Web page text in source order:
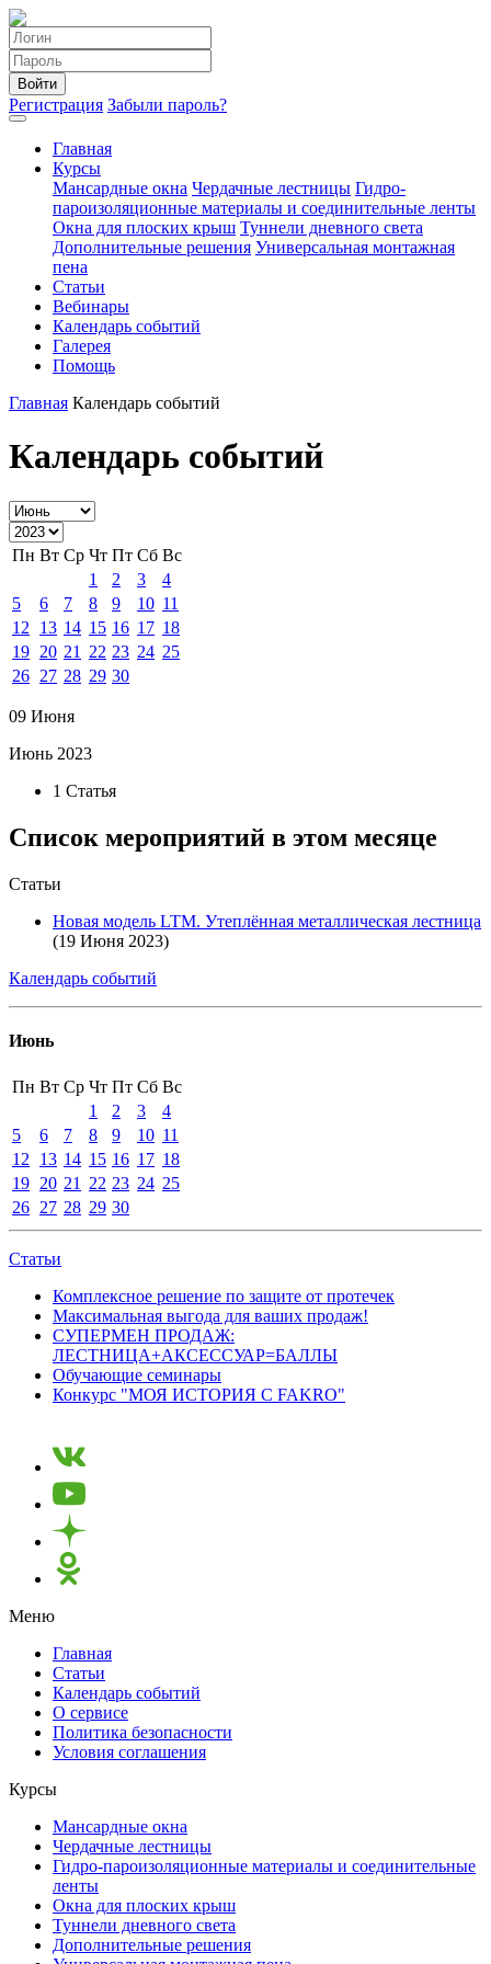
Войти
Регистрация Забыли пароль?
Главная
Курсы
Мансардные окна Чердачные лестницы Гидро-
пароизоляционные материалы и соединительные ленты
Окна для плоских крыш Туннели дневного света
Дополнительные решения Универсальная монтажная
пена
Статьи
Вебинары
Календарь событий
Галерея
Помощь
Главная Календарь событий
Календарь событий
Пн Вт Ср Чт Пт Сб Вс
1
2 3
4
5
6 7 8 9 10 11
12
13 14 15 16 17 18
19 20 21 22 23 24 25
26 27 28 29 30
09 Июня
Июнь 2023
1 Статья
Список мероприятий в этом месяце
Статьи
Новая модель LTM. Утеплённая металлическая лестница
(19 Июня 2023)
Календарь событий
Июнь
Пн Вт Ср Чт Пт Сб Вс
1
2 3
4
5
6 7 8 9 10 11
12
13 14 15 16 17 18
19 20 21 22 23 24 25
26 27 28 29 30
Статьи
Комплексное решение по защите от протечек
Максимальная выгода для ваших продаж!
СУПЕРМЕН ПРОДАЖ:
ЛЕСТНИЦА+АКСЕССУАР=БАЛЛЫ
Обучающие семинары
Конкурс "МОЯ ИСТОРИЯ С FAKRO"
Меню
Главная
Статьи
Календарь событий
О сервисе
Политика безопасности
Условия соглашения
Курсы
Мансардные окна
Чердачные лестницы
Гидро-пароизоляционные материалы и соединительные
ленты
Окна для плоских крыш
Туннели дневного света
Дополнительные решения